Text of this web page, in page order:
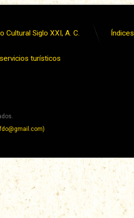
Cultural Siglo XXI, A. C. Índices
turísticos